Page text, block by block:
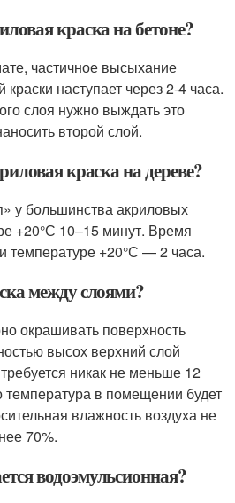
краска на бетоне?
частичное высыхание
наступает через 2-4 часа.
слоя нужно выждать это
второй слой.
краска на дереве?
у большинства акриловых
+20°С 10–15 минут. Время
температуре +20°С — 2 часа.
между слоями?
окрашивать поверхность
высох верхний слой
никак не меньше 12
температура в помещении будет
влажность воздуха не
70%.
водоэмульсионная?